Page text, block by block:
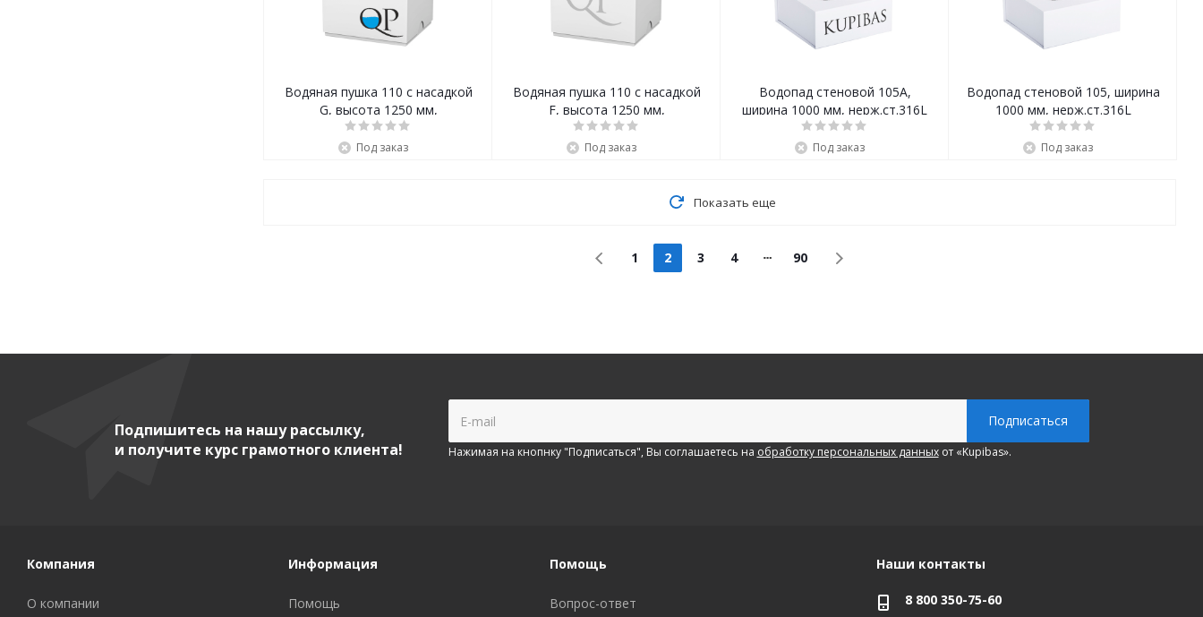
Водяная пушка 110 с насадкой
G, высота 1250 мм,
нерж.ст.316L
Под заказ
Водяная пушка 110 с насадкой
F, высота 1250 мм,
нерж.ст.316L
Под заказ
Водопад стеновой 105A,
ширина 1000 мм, нерж.ст.316L
Под заказ
Водопад стеновой 105, ширина
1000 мм, нерж.ст.316L
Под заказ
Показать еще
1 2 3 4 90
Подпишитесь на нашу рассылку,
и получите курс грамотного клиента!
Нажимая на кнопнку "Подписаться", Вы соглашаетесь на обработку персональных данныхот «Kupibas».
Компания
О компании
Информация
Помощь
Помощь
Вопрос-ответ
Наши контакты
8 800 350-75-60